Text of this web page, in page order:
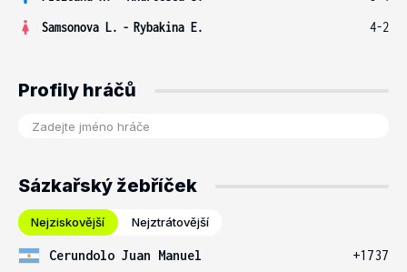
Samsonova L. - Rybakina E. 4-2
Profily hráčů
Sázkařský žebříček
Nejziskovější Nejztrátovější
Cerundolo Juan Manuel
+1737